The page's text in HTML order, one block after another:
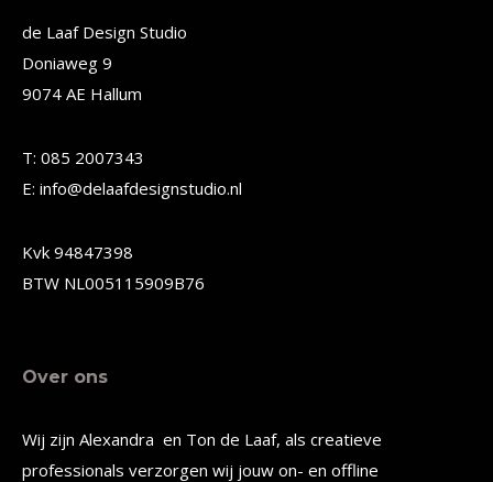
de Laaf Design Studio
Doniaweg 9
9074 AE Hallum
T: 085 2007343
E: info@delaafdesignstudio.nl
Kvk 94847398
BTW NL005115909B76
Over ons
Wij zijn Alexandra en Ton de Laaf, als creatieve
professionals verzorgen wij jouw on- en offline